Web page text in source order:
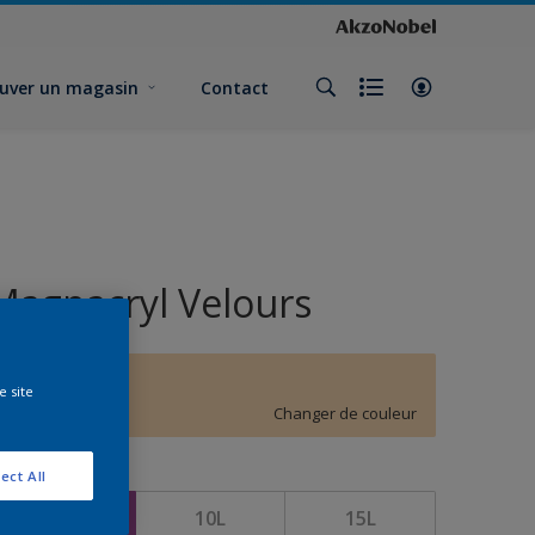
un magasin Contact
Velours
E8.16.81
Changer de couleur
10L 15L
site
All